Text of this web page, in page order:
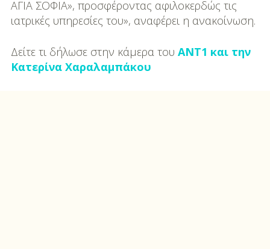
ΑΓΙΑ ΣΟΦΙΑ», προσφέροντας αφιλοκερδώς τις
ιατρικές υπηρεσίες του», αναφέρει η ανακοίνωση.
Δείτε τι δήλωσε στην κάμερα του ΑΝΤ1 και την
Κατερίνα Χαραλαμπάκου